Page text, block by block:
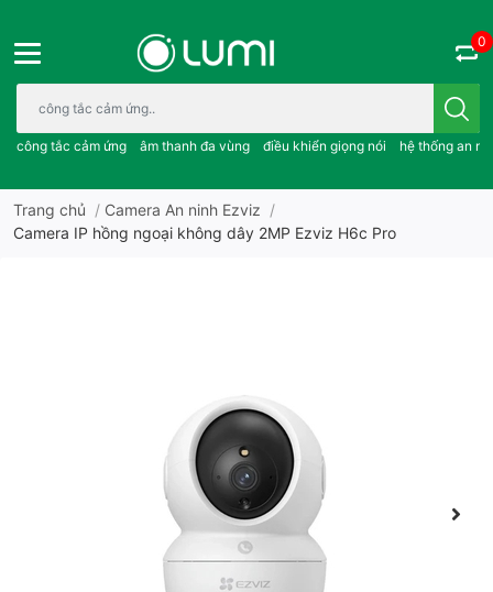
Bạn cần tìm gì..; công tắc cảm ứng..; âm thanh đa vùng ; điều
công tắc cảm ứng âm thanh đa vùng điều khiển giọng nói hệ thống an
0
Trang chủ / Camera An ninh Ezviz /
Camera IP hồng ngoại không dây 2MP Ezviz H6c Pro